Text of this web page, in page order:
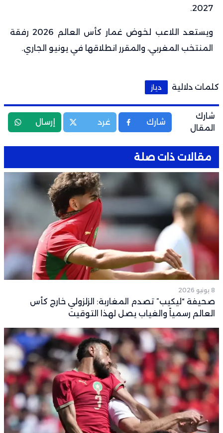
2027.
ويستعد اللاعب لخوض غمار كأس العالم 2026 رفقة
المنتخب المغربي، والمقرر انطلاقها في يونيو الجاري.
كلمات دلالية دياز
شارك
المقال
شارك غرد إرسال
مقالات ذات صلة
8 يونيو 2026
صحيفة “ليكيب” تصدم المغاربة: الزلزولي خارج كأس
العالم رسمياً والغياب يصل لهذا التوقيت